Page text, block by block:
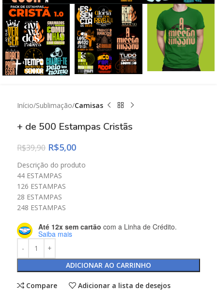
Início Sublimação Camisas
+ de 500 Estampas Cristãs
R$39,90 R$5,00
Descrição do produto
44 ESTAMPAS
126 ESTAMPAS
28 ESTAMPAS
248 ESTAMPAS
Até 12x sem cartão com a Linha de Crédito.
Saiba mais
ADICIONAR AO CARRINHO
Compare Adicionar a lista de desejos